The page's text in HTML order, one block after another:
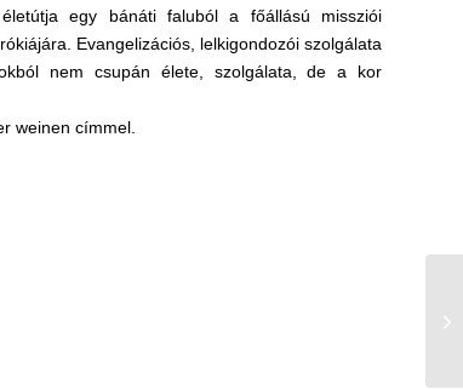
egy bánáti faluból a főállású missziói
Evangelizációs, lelkigondozói szolgálata
nem csupán élete, szolgálata, de a kor
weinen címmel.